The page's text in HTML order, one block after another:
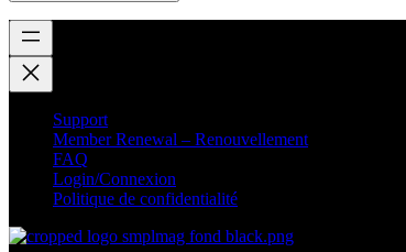
Support
Member Renewal – Renouvellement
FAQ
Login/Connexion
Politique de confidentialité